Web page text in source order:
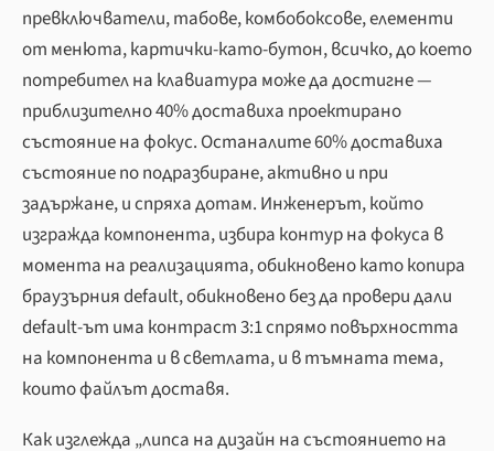
превключватели, табове, комбобоксове, елементи
от менюта, картички-като-бутон, всичко, до което
потребител на клавиатура може да достигне —
приблизително 40% доставиха проектирано
състояние на фокус. Останалите 60% доставиха
състояние по подразбиране, активно и при
задържане, и спряха дотам. Инженерът, който
изгражда компонента, избира контур на фокуса в
момента на реализацията, обикновено като копира
браузърния default, обикновено без да провери дали
default-ът има контраст 3:1 спрямо повърхността
на компонента и в светлата, и в тъмната тема,
които файлът доставя.
Как изглежда „липса на дизайн на състоянието на